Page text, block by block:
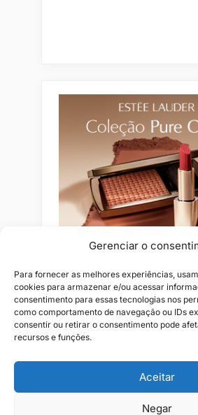
Gerenciar o
Para fornecer as melhores experiências,
cookies para armazenar e/ou acessar
consentimento para essas tecnologias nos
como comportamento de navegação ou IDs
consentir ou retirar o consentimento pode
recursos e funções.
Aceitar
Negar
Combos